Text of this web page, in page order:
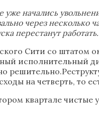
уже начались
через
перестанут работать.
Cити со штатом
исполнительный
на четверть, то
квартале